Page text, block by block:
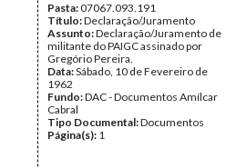
Pasta:07067.093.191
Título:Declaração/Juramento
Assunto:Declaração/Juramento de
militante do PAIGC assinado por
Gregório Pereira.
Data:Sábado, 10 de Fevereiro de
1962
Fundo:DAC - Documentos Amílcar
Cabral
Tipo Documental:Documentos
Página(s): 1